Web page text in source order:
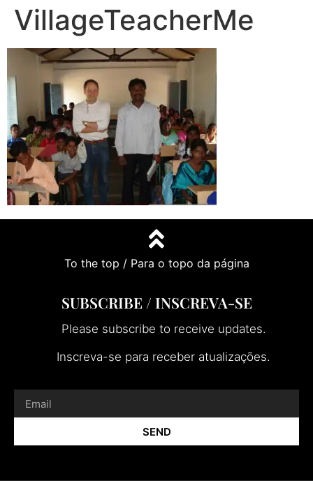
VillageTeacherMe
To the top / Para o topo da página
SUBSCRIBE / INSCREVA-SE
Please subscribe to receive updates.
Inscreva-se para receber atualizações.
SEND